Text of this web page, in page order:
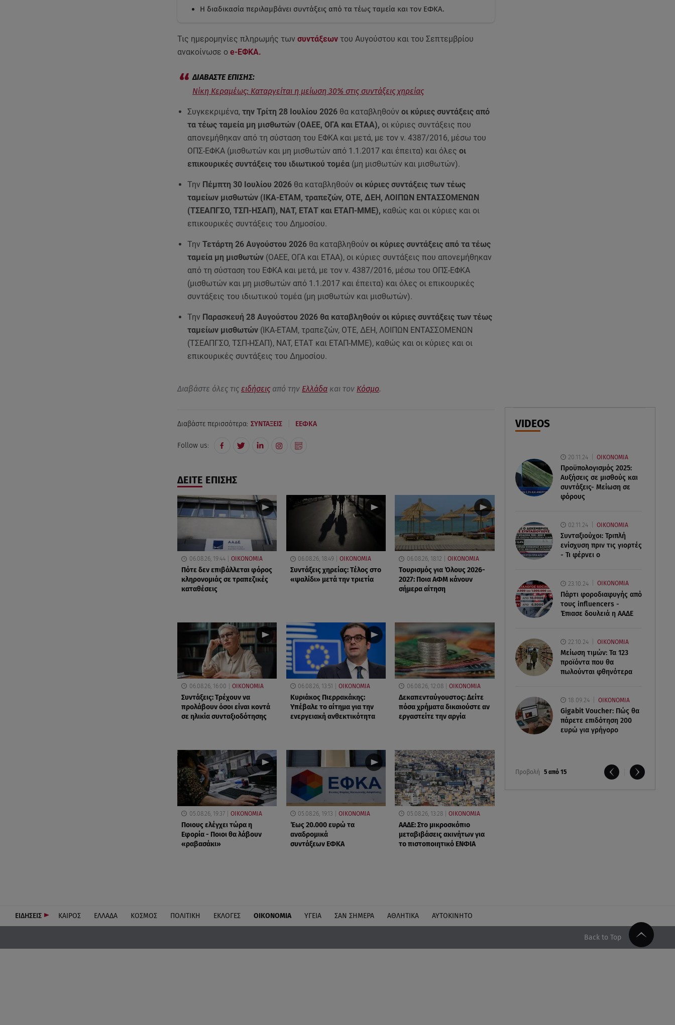
07.08.26 , 09:38
φωτιά στη Βοιωτία
VIDEOS
20.11.24 ΟΙΚΟΝΟΜΙΑ
Προϋπολογισμός 2025:
Αυξήσεις σε μισθούς και
συντάξεις- Μείωση σε
φόρους
02.11.24 ΟΙΚΟΝΟΜΙΑ
Συνταξιούχοι: Τριπλή
ενίσχυση πριν τις γιορτές
- Τι φέρνει ο
23.10.24 ΟΙΚΟΝΟΜΙΑ
Πάρτι φοροδιαφυγής από
τους influencers -
Έπιασε δουλειά η ΑΑΔΕ
22.10.24 ΟΙΚΟΝΟΜΙΑ
Μείωση τιμών: Τα 123
προϊόντα που θα
πωλούνται φθηνότερα
18.09.24 ΟΙΚΟΝΟΜΙΑ
Gigabit Voucher: Πώς θα
πάρετε επιδότηση 200
ευρώ για γρήγορο
Προβολή 5 από 15
Η διαδικασία περιλαμβάνει συντάξεις από τα τέως ταμεία και τον ΕΦΚΑ.
Τις ημερομηνίες πληρωμής των συντάξεων του Αυγούστου και του Σεπτεμβρίου
ανακοίνωσε ο e-ΕΦΚΑ.
Νίκη Κεραμέως: Καταργείται η μείωση 30% στις συντάξεις χηρείας
Συγκεκριμένα,την Τρίτη 28 Ιουλίου 2026θα καταβληθούν οι κύριες συντάξεις από
τα τέως ταμεία μη μισθωτών (ΟΑΕΕ, ΟΓΑ και ΕΤΑΑ), οι κύριες συντάξεις που
απονεμήθηκαν από τη σύσταση του ΕΦΚΑ και μετά, με τον ν. 4387/2016, μέσω του
ΟΠΣ-ΕΦΚΑ (μισθωτών και μη μισθωτών από 1.1.2017 και έπειτα) και όλες οι
επικουρικές συντάξεις του ιδιωτικού τομέα (μη μισθωτών και μισθωτών).
ΤηνΠέμπτη 30 Ιουλίου 2026 θα καταβληθούν οι κύριες συντάξεις των τέως
ταμείων μισθωτών (ΙΚΑ-ΕΤΑΜ, τραπεζών, ΟΤΕ, ΔΕΗ, ΛΟΙΠΩΝ ΕΝΤΑΣΣΟΜΕΝΩΝ
(ΤΣΕΑΠΓΣΟ, ΤΣΠ-ΗΣΑΠ), ΝΑΤ, ΕΤΑΤ και ΕΤΑΠ-ΜΜΕ), καθώς και οι κύριες και οι
επικουρικές συντάξεις του Δημοσίου.
Την Τετάρτη 26 Αυγούστου 2026 θα καταβληθούν οι κύριες συντάξεις από τα τέως
ταμεία μη μισθωτών(ΟΑΕΕ, ΟΓΑ και ΕΤΑΑ), οι κύριες συντάξεις που απονεμήθηκαν
από τη σύσταση του ΕΦΚΑ και μετά, με τον ν. 4387/2016, μέσω του ΟΠΣ-ΕΦΚΑ
(μισθωτών και μη μισθωτών από 1.1.2017 και έπειτα) και όλες οι επικουρικές
συντάξεις του ιδιωτικού τομέα (μη μισθωτών και μισθωτών).
ΤηνΠαρασκευή 28 Αυγούστου 2026 θα καταβληθούν οι κύριες συντάξεις των τέως
ταμείων μισθωτών (ΙΚΑ-ΕΤΑΜ, τραπεζών, ΟΤΕ, ΔΕΗ, ΛΟΙΠΩΝ ΕΝΤΑΣΣΟΜΕΝΩΝ
(ΤΣΕΑΠΓΣΟ, ΤΣΠ-ΗΣΑΠ), ΝΑΤ, ΕΤΑΤ και ΕΤΑΠ-ΜΜΕ), καθώς και οι κύριες και οι
επικουρικές συντάξεις του Δημοσίου.
Διαβάστε όλες τις ειδήσειςαπό την Ελλάδακαι τον Κόσμο.
Διαβάστε περισσότερα: ΣΥΝΤΑΞΕΙΣ EΕΦΚΑ
Follow us:
ΔΕΙΤΕ ΕΠΙΣΗΣ
06.08.26, 19:44 ΟΙΚΟΝΟΜΙΑ
Πότε δεν επιβάλλεται φόρος
κληρονομιάς σε τραπεζικές
καταθέσεις
06.08.26, 18:49 ΟΙΚΟΝΟΜΙΑ
Συντάξεις χηρείας: Τέλος στο
«ψαλίδι» μετά την τριετία
06.08.26, 18:12 ΟΙΚΟΝΟΜΙΑ
Τουρισμός για Όλους 2026-
2027: Ποια ΑΦΜ κάνουν
σήμερα αίτηση
06.08.26, 16:00 ΟΙΚΟΝΟΜΙΑ
Συντάξεις: Τρέχουν να
προλάβουν όσοι είναι κοντά
σε ηλικία συνταξιοδότησης
06.08.26, 13:51 ΟΙΚΟΝΟΜΙΑ
Κυριάκος Πιερρακάκης:
Υπέβαλε το αίτημα για την
ενεργειακή ανθεκτικότητα
06.08.26, 12:08 ΟΙΚΟΝΟΜΙΑ
Δεκαπενταύγουστος: Δείτε
πόσα χρήματα δικαιούστε αν
εργαστείτε την αργία
05.08.26, 19:37 ΟΙΚΟΝΟΜΙΑ
Ποιους ελέγχει τώρα η
Εφορία - Ποιοι θα λάβουν
«ραβασάκι»
05.08.26, 19:13 ΟΙΚΟΝΟΜΙΑ
Έως 20.000 ευρώ τα
αναδρομικά
συντάξεων ΕΦΚΑ
05.08.26, 13:28 ΟΙΚΟΝΟΜΙΑ
ΑΑΔΕ: Στο μικροσκόπιο
μεταβιβάσεις ακινήτων για
το πιστοποιητικό ΕΝΦΙΑ
ΕΙΔΗΣΕΙΣ ΚΑΙΡΟΣ ΕΛΛΑΔΑ ΚΟΣΜΟΣ ΠΟΛΙΤΙΚΗ ΕΚΛΟΓΕΣ ΟΙΚΟΝΟΜΙΑ ΥΓΕΙΑ ΣΑΝ ΣΗΜΕΡΑ ΑΘΛΗΤΙΚΑ ΑΥΤΟΚΙΝΗΤΟ
Back to Top